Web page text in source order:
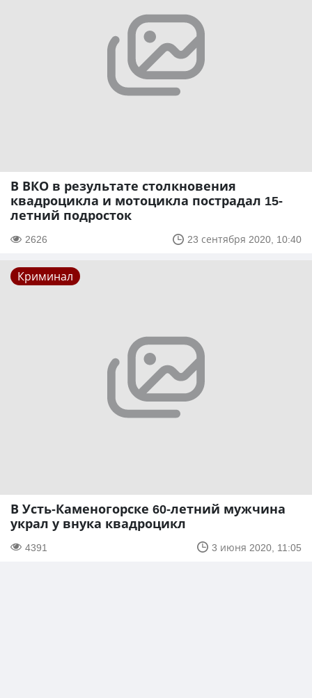
В ВКО в результате столкновения
квадроцикла и мотоцикла пострадал 15-
летний подросток
2626 23 сентября 2020, 10:40
Криминал
В Усть-Каменогорске 60-летний мужчина
украл у внука квадроцикл
4391 3 июня 2020, 11:05